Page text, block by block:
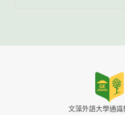
文藻外語大學通識